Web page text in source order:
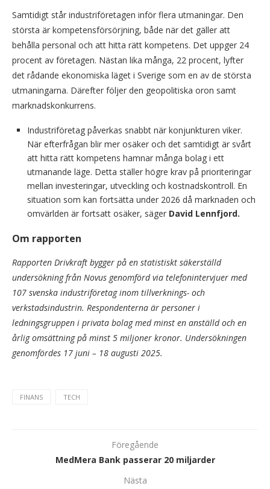
Samtidigt står industriföretagen inför flera utmaningar. Den
största är kompetensförsörjning, både när det gäller att
behålla personal och att hitta rätt kompetens. Det uppger 24
procent av företagen. Nästan lika många, 22 procent, lyfter
det rådande ekonomiska läget i Sverige som en av de största
utmaningarna. Därefter följer den geopolitiska oron samt
marknadskonkurrens.
Industriföretag påverkas snabbt när konjunkturen viker.
När efterfrågan blir mer osäker och det samtidigt är svårt
att hitta rätt kompetens hamnar många bolag i ett
utmanande läge. Detta ställer högre krav på prioriteringar
mellan investeringar, utveckling och kostnadskontroll. En
situation som kan fortsätta under 2026 då marknaden och
omvärlden är fortsatt osäker, säger David Lennfjord.
Om rapporten
Rapporten Drivkraft bygger på en statistiskt säkerställd
undersökning från Novus genomförd via telefonintervjuer med
107 svenska industriföretag inom tillverknings- och
verkstadsindustrin. Respondenterna är personer i
ledningsgruppen i privata bolag med minst en anställd och en
årlig omsättning på minst 5 miljoner kronor. Undersökningen
genomfördes 17 juni – 18 augusti 2025.
FINANS TECH
Föregående
MedMera Bank passerar 20 miljarder
Nästa